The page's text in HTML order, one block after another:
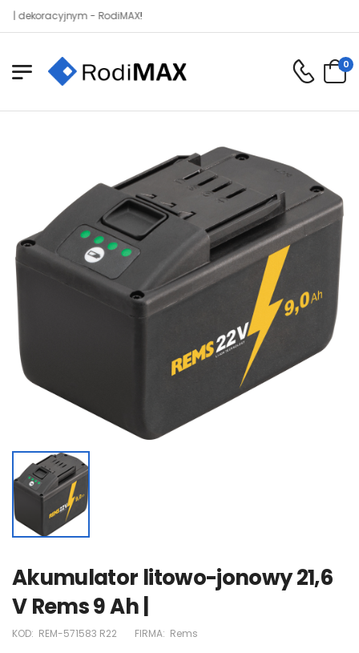
- RodiMAX!
0
Akumulator litowo-jonowy 21,6
V Rems 9 Ah |
KOD: REM-571583 R22 FIRMA: Rems